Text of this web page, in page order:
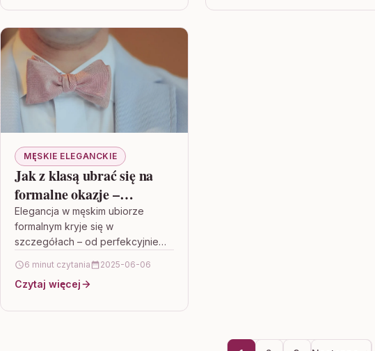
MĘSKIE ELEGANCKIE
Jak z klasą ubrać się na
formalne okazje –
przewodnik dla mężczyzn
Elegancja w męskim ubiorze
formalnym kryje się w
szczegółach – od perfekcyjnie
dobrane dodatki, takie jak krawat,
poszetka czy zegarek.…
6 minut czytania 2025-06-06
Czytaj więcej